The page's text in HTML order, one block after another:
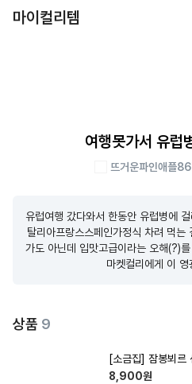
마이컬리템
여행못가서 유럽
뜨거운파인애플
유럽여행 갔다와서 한동안 유럽병에
탈리아프랑스스페인가정식 차려 먹
가도 아닌데 입맛고급이라는 오해(?)
마켓컬리에게 이
상품 9
[소금집] 잠봉뵈르
8,900원